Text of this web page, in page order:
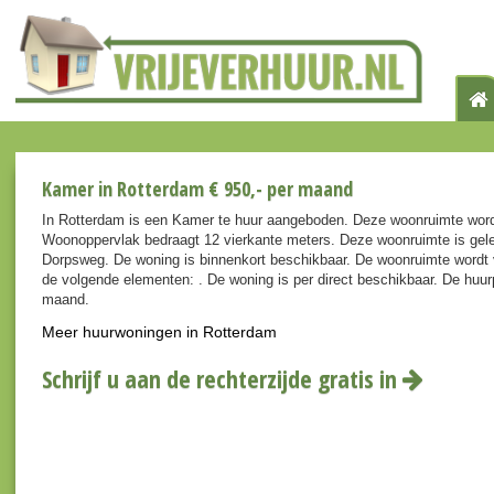
Kamer in Rotterdam € 950,- per maand
In Rotterdam is een Kamer te huur aangeboden. Deze woonruimte
Woonoppervlak bedraagt 12 vierkante meters. Deze woonruimte is
Dorpsweg. De woning is binnenkort beschikbaar. De woonruimte
de volgende elementen: . De woning is per direct beschikbaar. De
maand.
Meer huurwoningen in Rotterdam
Schrijf u aan de rechterzijde gratis in